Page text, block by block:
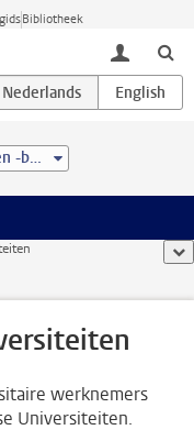
Bibliotheek
toggle
FGGA Faculteitsbestuur en -bureau
werknemers
Universiteiten.